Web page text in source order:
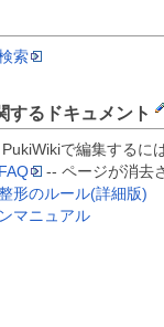
索
するドキュメント
で編集するに
-- ページが消去
形のルール(詳細版)
マニュアル